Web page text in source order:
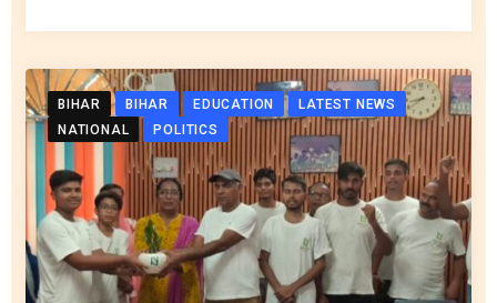
BIHAR BIHAR EDUCATION
LATEST NEWS
NATIONAL
POLITICS